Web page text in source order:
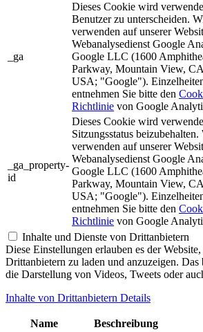
_ga
Dieses Cookie wird
Benutzer zu unterscheiden.
verwenden auf unserer
Webanalysedienst Google
Google LLC (1600
Parkway, Mountain View,
USA; "Google").
entnehmen Sie bitte den
Richtlinie von Google
_ga_property-
id
Dieses Cookie wird
Sitzungsstatus beizubehalten.
verwenden auf unserer
Webanalysedienst Google
Google LLC (1600
Parkway, Mountain View,
USA; "Google").
entnehmen Sie bitte den
Richtlinie von Google
Inhalte und Dienste von Drittanbietern
Diese Einstellungen erlauben es der
Drittanbietern zu laden und anzuzeigen.
die Darstellung von Videos, Tweets oder
Inhalte von Drittanbietern Details
Name Beschreibung